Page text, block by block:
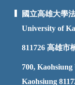
國立高雄大學
University of
811726 高雄市
700,
Kaohsiung